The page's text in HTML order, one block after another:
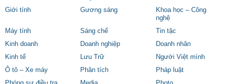
Giới tính
Gương sáng
Khoa học – Công
nghệ
Máy tính
Sáng chế
Tin tặc
Kinh doanh
Doanh nghiệp
Doanh nhân
Kinh tế
Lưu Trữ
Người Việt mình
Ô tô – Xe máy
Phân tích
Pháp luật